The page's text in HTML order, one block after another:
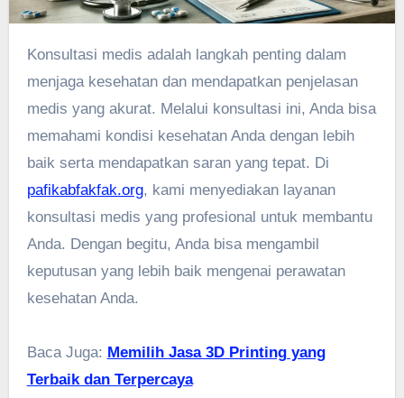
Konsultasi medis adalah langkah penting dalam
menjaga kesehatan dan mendapatkan penjelasan
medis yang akurat. Melalui konsultasi ini, Anda bisa
memahami kondisi kesehatan Anda dengan lebih
baik serta mendapatkan saran yang tepat. Di
pafikabfakfak.org, kami menyediakan layanan
konsultasi medis yang profesional untuk membantu
Anda. Dengan begitu, Anda bisa mengambil
keputusan yang lebih baik mengenai perawatan
kesehatan Anda.
Baca Juga: Memilih Jasa 3D Printing yang
Terbaik dan Terpercaya